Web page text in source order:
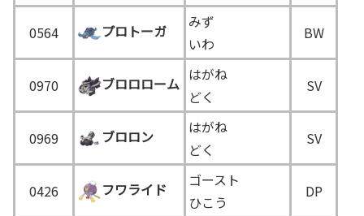
0564 プロトーガ
みず
いわ
BW
0970 ブロロローム はがね
どく
SV
0969 ブロロン
はがね
どく
SV
0426 フワライド
ゴースト
ひこう
DP